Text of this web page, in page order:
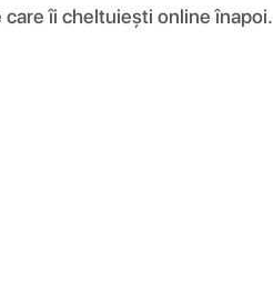
îi cheltuiești online înapoi.